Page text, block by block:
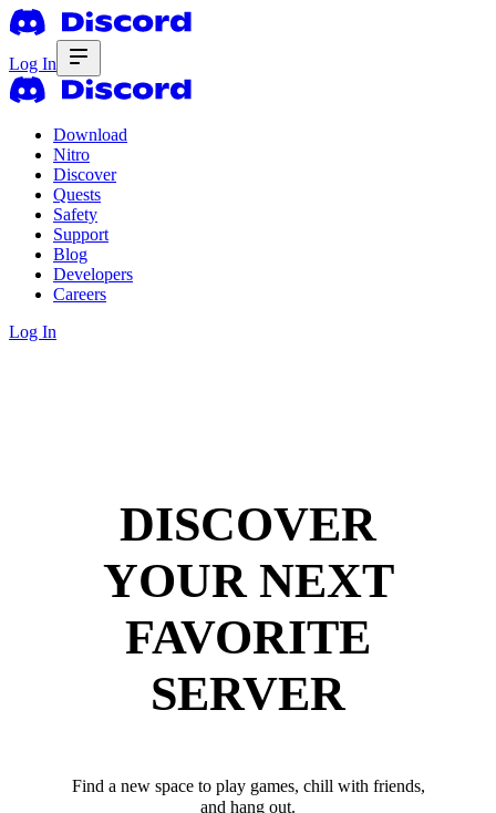
Log In
Download
Nitro
Discover
Quests
Safety
Support
Blog
Developers
Careers
Log In
DISCOVER
YOUR NEXT
FAVORITE
SERVER
Find a new space to play games, chill with friends,
and hang out.